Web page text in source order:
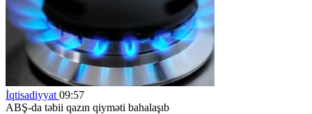
İqtisadiyyat 09:57
ABŞ-da təbii qazın qiyməti bahalaşıb